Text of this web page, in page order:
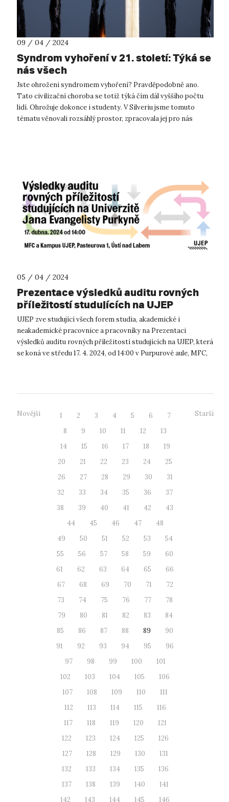
09 / 04 / 2024
Syndrom vyhoření v 21. století: Týká se
nás všech
Jste ohroženi syndromem vyhoření? Pravděpodobně ano.
Tato civilizační choroba se totiž týká čím dál vyššího počtu
lidí. Ohrožuje dokonce i studenty. V Silveriu jsme tomuto
tématu věnovali rozsáhlý prostor, zpracovala jej pro nás
05 / 04 / 2024
Prezentace výsledků auditu rovných
příležitostí studujících na UJEP
UJEP zve studující všech forem studia, akademické i
neakademické pracovnice a pracovníky na Prezentaci
výsledků auditu rovných příležitostí studujících na UJEP, která
se koná ve středu 17. 4. 2024, od 14:00 v Purpurové aule, MFC,
Novější 1 2 3 4 5 6
7
8
9 10 11 12
13
14
15 16 17 18
19
20
21 22 23 24
25
26
27 28 29 30
31
32
33 34 35 36
37
38
39 40 41 42
43
44
45 46 47
48
49
50 51 52 53
54
55
56 57 58 59
60
61
62 63 64 65
66
67
68 69 70 71
72
73
74 75 76 77
78
79
80 81 82 83
84
85
86 87 88 89
90
91
92 93 94 95
96
97
98 99 100
101
102
103 104 105
106
107
108 109 110
111
112
113 114 115
116
117
118 119 120
121
122
123 124 125
126
127
128 129 130
131
132
133 134 135
136
137
138 139 140
141
142
143 144 145
146
Starší